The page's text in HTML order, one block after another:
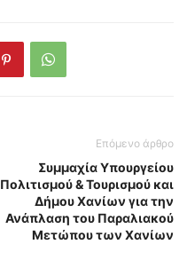
Επόμενο άρθρο
Συμμαχία Υπουργείου
Πολιτισμού & Τουρισμού και
Δήμου Χανίων για την
Ανάπλαση του Παραλιακού
Μετώπου των Χανίων